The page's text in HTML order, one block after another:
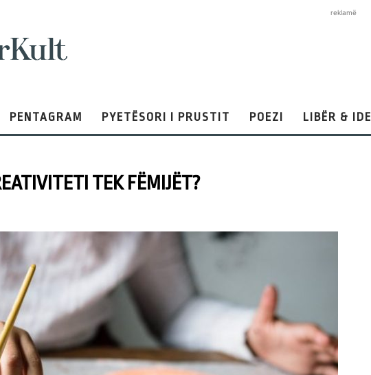
reklamë
PENTAGRAM PYETËSORI I PRUSTIT POEZI LIBËR & IDE
TEK FËMIJËT?